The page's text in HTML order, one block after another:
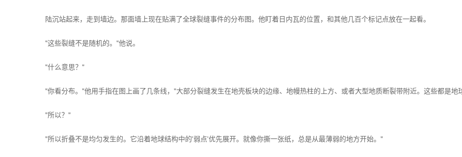
陆沉站起来，走到墙边。那面墙上现在贴满了全球裂缝事件的分布图。他盯着日内瓦的位置，和其他几百个标记点放在一起看。
"这些裂缝不是随机的。"他说。
"什么意思？"
"你看分布。"他用手指在图上画了几条线，"大部分裂缝发生在地壳板块的边缘、地幔热柱的上方、或者大型地质断裂带附近。这些都是地
"所以？"
"所以折叠不是均匀发生的。它沿着地球结构中的'弱点'优先展开。就像你撕一张纸，总是从最薄弱的地方开始。"